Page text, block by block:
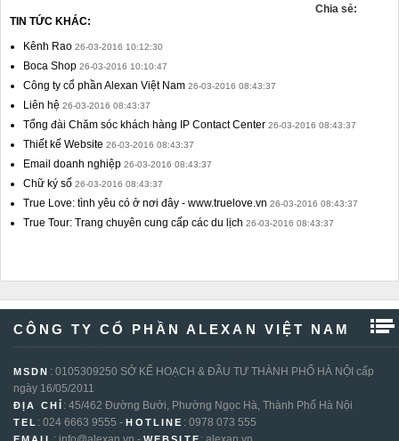
Chia sẻ:
TIN TỨC KHÁC:
Kênh Rao 26-03-2016 10:12:30
Boca Shop 26-03-2016 10:10:47
Công ty cổ phần Alexan Việt Nam 26-03-2016 08:43:37
Liên hệ 26-03-2016 08:43:37
Tổng đài Chăm sóc khách hàng IP Contact Center 26-03-2016 08:43:37
Thiết kế Website 26-03-2016 08:43:37
Email doanh nghiệp 26-03-2016 08:43:37
Chữ ký số 26-03-2016 08:43:37
True Love: tình yêu có ở nơi đây - www.truelove.vn 26-03-2016 08:43:37
True Tour: Trang chuyên cung cấp các du lịch 26-03-2016 08:43:37
CÔNG TY CỔ PHẦN ALEXAN VIỆT NAM
MSDN : 0105309250 SỞ KẾ HOẠCH & ĐẦU TƯ THÀNH PHỐ HÀ NỘI cấp
ngày 16/05/2011
ĐỊA CHỈ : 45/462 Đường Bưởi, Phường Ngọc Hà, Thành Phố Hà Nội
TEL : 024 6663 9555 -HOTLINE : 0978 073 555